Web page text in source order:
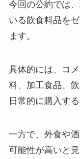
今回の公約では
いる飲食料品を
ます。
具体的には、コ
料、加工食品、
日常的に購入す
一方で、外食や
可能性が高いと見